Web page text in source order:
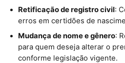
Retificação de registro civil:
erros em certidões de
Mudança de nome e gênero:
para quem deseja alterar o
conforme legislação vigente.